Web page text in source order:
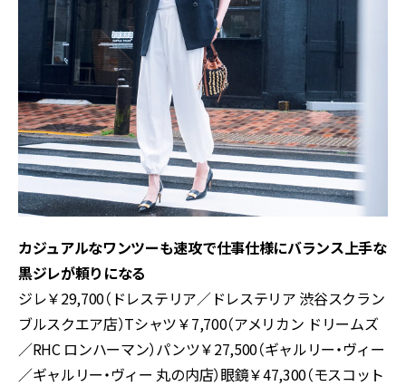
カジュアルなワンツーも速攻で仕事仕様にバランス上手な
黒ジレが頼りになる
ジレ￥29,700（ドレステリア／ドレステリア 渋谷スクラン
ブルスクエア店）Tシャツ￥7,700（アメリカン ドリームズ
／RHC ロンハーマン）パンツ￥27,500（ギャルリー・ヴィー
／ギャルリー・ヴィー 丸の内店）眼鏡￥47,300（モスコット